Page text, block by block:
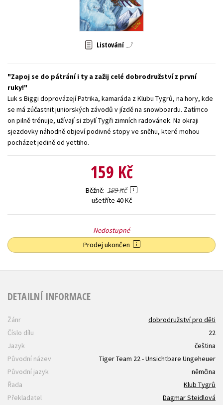
Zahraniční literatura
Listování
Zapoj se do pátrání i ty a zažij celé dobrodružství z první
ruky!
Luk s Biggi doprovázejí Patrika, kamaráda z Klubu Tygrů, na hory, kde
se má zúčastnit juniorských závodů v jízdě na snowboardu. Zatímco
on pilně trénuje, užívají si zbylí Tygři zimních radovánek. Na okraji
sjezdovky náhodně objeví podivné stopy ve sněhu, které mohou
pocházet jedině od yettiho.
159 Kč
Běžně 199 Kč
ušetříte 40 Kč
Nedostupné
Prodej ukončen
DETAILNÍ INFORMACE
Žánr
dobrodružství pro děti
Číslo dílu
22
Jazyk
čeština
Původní název
Tiger Team 22 - Unsichtbare Ungeheuer
Původní jazyk
němčina
Řada
Klub Tygrů
Překladatel
Dagmar Steidlová